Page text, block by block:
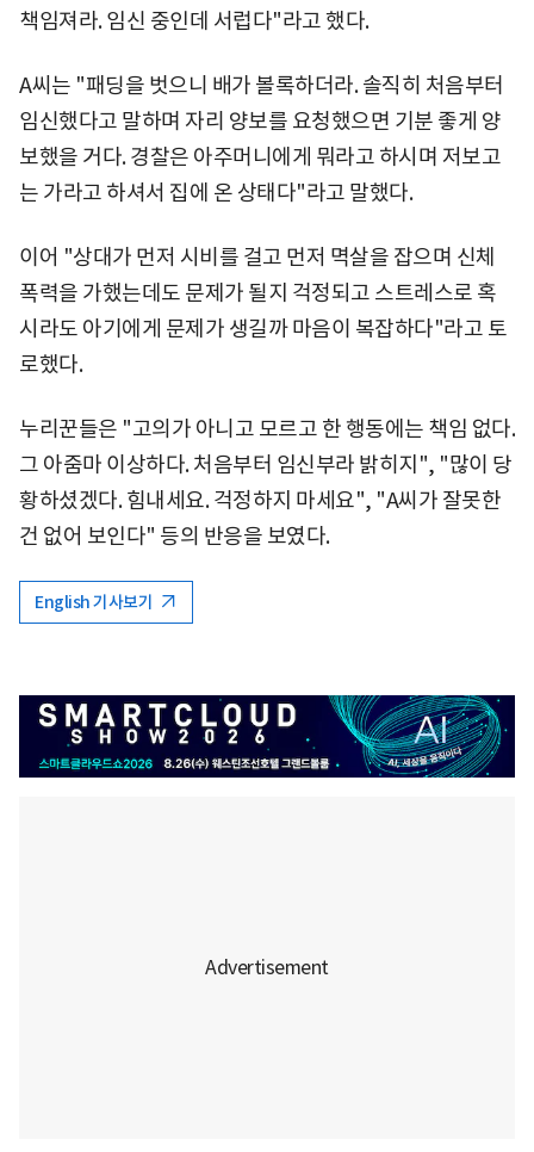
책임져라. 임신 중인데 서럽다"라고 했다.
A씨는 "패딩을 벗으니 배가 볼록하더라. 솔직히 처음부터
임신했다고 말하며 자리 양보를 요청했으면 기분 좋게 양
보했을 거다. 경찰은 아주머니에게 뭐라고 하시며 저보고
는 가라고 하셔서 집에 온 상태다"라고 말했다.
이어 "상대가 먼저 시비를 걸고 먼저 멱살을 잡으며 신체
폭력을 가했는데도 문제가 될지 걱정되고 스트레스로 혹
시라도 아기에게 문제가 생길까 마음이 복잡하다"라고 토
로했다.
누리꾼들은 "고의가 아니고 모르고 한 행동에는 책임 없다.
그 아줌마 이상하다. 처음부터 임신부라 밝히지", "많이 당
황하셨겠다. 힘내세요. 걱정하지 마세요", "A씨가 잘못한
건 없어 보인다" 등의 반응을 보였다.
English 기사보기